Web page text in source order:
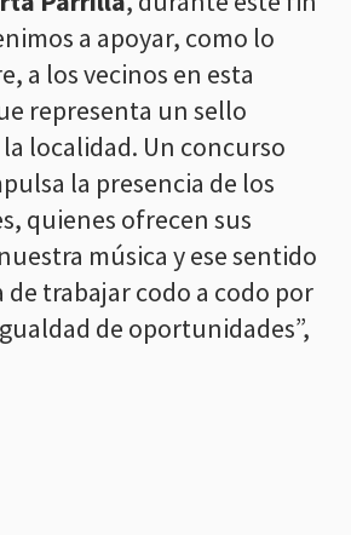
a apoyar, como lo
a los vecinos en esta
representa un sello
localidad. Un concurso
la presencia de los
quienes ofrecen sus
música y ese sentido
trabajar codo a codo por
de oportunidades”,